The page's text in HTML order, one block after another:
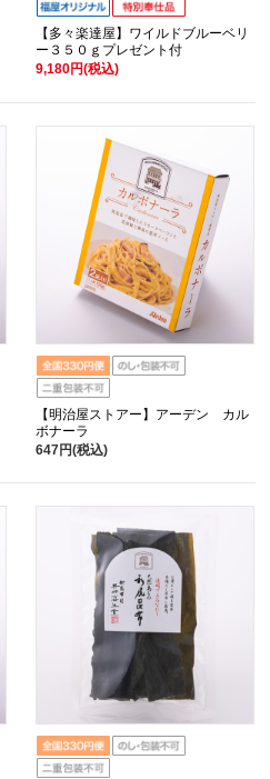
【多々楽達屋】ワイルドブルーベリ
ー３５０ｇプレゼント付
9,180円(税込)
【明治屋ストアー】アーデン カル
ボナーラ
647円(税込)